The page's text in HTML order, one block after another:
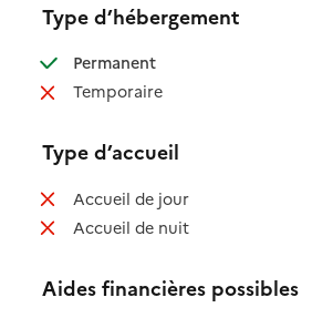
Type d’hébergement
Permanent: disponible
Temporaire: non disponible
Type d’accueil
Accueil de jour: non disponible
Accueil de nuit: non disponible
Aides financières possibles